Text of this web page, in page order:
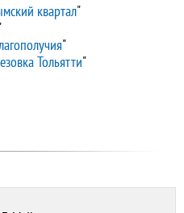
квартал"
"
Тольятти"